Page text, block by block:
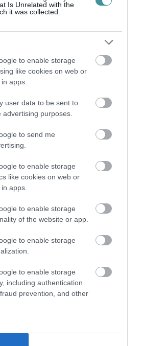
Is Unrelated with the
it was collected.
to enable storage
like cookies on web or
apps.
user data to be sent to
purposes.
to send me
to enable storage
like cookies on web or
apps.
to enable storage
of the website or app.
to enable storage
to enable storage
including authentication
prevention, and other
augusztus 10
MOZI & PIKNIK:
SZABADTÉRI MOZIVAL...
VISZNEK A VADAKNAK A BÜKK-
– A TARTÓS SZÁR...
CO LEE ÉS A
KONCERTJÉT IS
augusztus 10|Programok
LEHETÜNK TUDATOSABBAK A
augusztus 10|Promóció
ÁTALAKULÁSA
augusztus 10